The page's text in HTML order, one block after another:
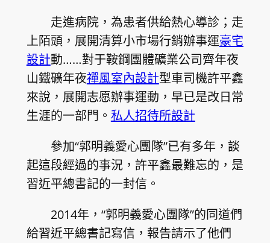
走進病院，為患者供給熱心導診；走
上陌頭，展開清算小市場行銷辦事運豪宅
設計動……對于鞍鋼團體礦業公司齊年夜
山鐵礦年夜禪風室內設計型車司機許平鑫
來說，展開志愿辦事運動，早已是改日常
生涯的一部門。 私人招待所設計
參加“郭明義愛心團隊”已有多年，談
起這段經過的事況，許平鑫最難忘的，是
習近平總書記的一封信。
2014年，“郭明義愛心團隊”的同道們
給習近平總書記寫信，報告請示了他們